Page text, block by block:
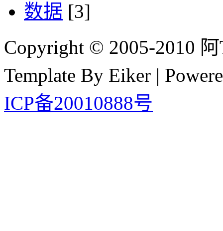
数据 [3]
Copyright © 2005-2010
Template By Eiker |
ICP备20010888号